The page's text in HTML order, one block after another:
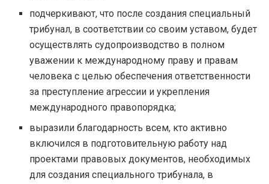
подчеркивают, что после создания специальный
трибунал, в соответствии со своим уставом, будет
осуществлять судопроизводство в полном
уважении к международному праву и правам
человека с целью обеспечения ответственности
за преступление агрессии и укрепления
международного правопорядка;
выразили благодарность всем, кто активно
включился в подготовительную работу над
проектами правовых документов, необходимых
для создания специального трибунала, в